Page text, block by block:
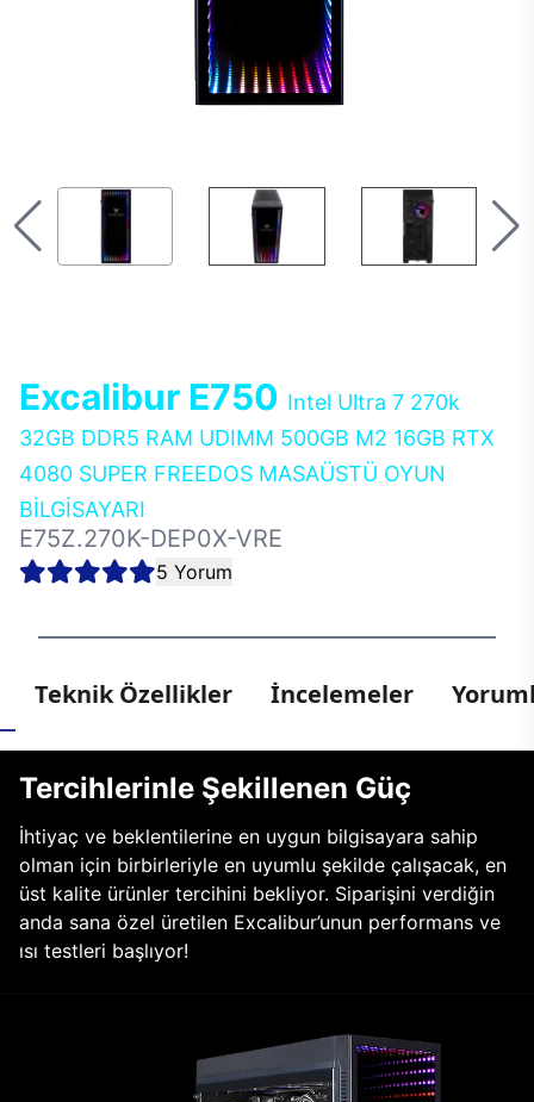
Excalibur E750 Intel Ultra 7 270k
32GB DDR5 RAM UDIMM 500GB M2 16GB RTX
4080 SUPER FREEDOS MASAÜSTÜ OYUN
BİLGİSAYARI
E75Z.270K-DEP0X-VRE
5 Yorum
Teknik Özellikler İncelemeler
Tercihlerinle Şekillenen Güç
İhtiyaç ve beklentilerine en uygun bilgisayara sahip
olman için birbirleriyle en uyumlu şekilde çalışacak, en
üst kalite ürünler tercihini bekliyor. Siparişini verdiğin
anda sana özel üretilen Excalibur’unun performans ve
ısı testleri başlıyor!